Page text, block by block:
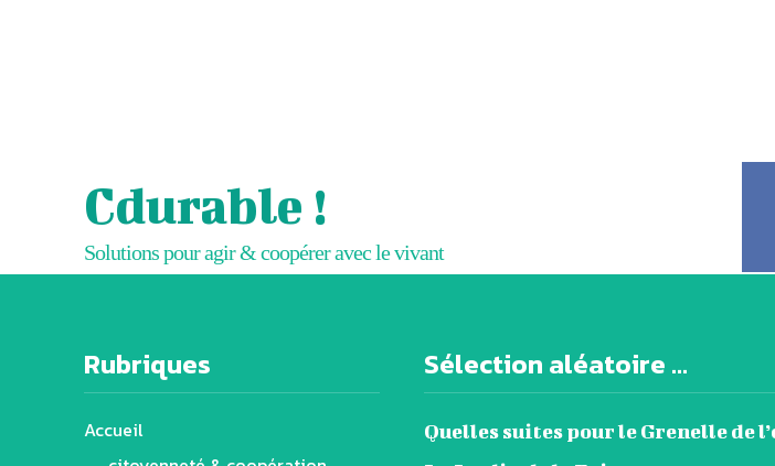
Cdurable !
Solutions pour agir & coopérer avec le vivant
Rubriques
Accueil
Sélection aléatoire ...
Quelles suites pour le Grenelle de